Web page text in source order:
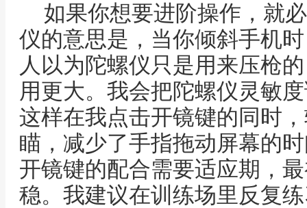
如果你想要进阶操作，就
仪的意思是，当你倾斜手机
人以为陀螺仪只是用来压枪
用更大。我会把陀螺仪灵敏
这样在我点击开镜键的同时
瞄，减少了手指拖动屏幕的
开镜键的配合需要适应期，
稳。我建议在训练场里反复